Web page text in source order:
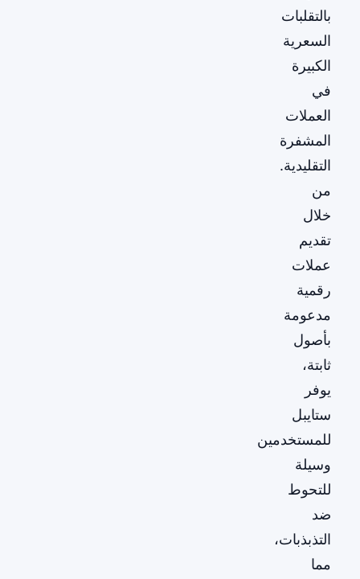
بالتقلبات
السعرية
الكبيرة
في
العملات
المشفرة
التقليدية.
من
خلال
تقديم
عملات
رقمية
مدعومة
بأصول
ثابتة،
يوفر
ستايبل
للمستخدمين
وسيلة
للتحوط
ضد
التذبذبات،
مما